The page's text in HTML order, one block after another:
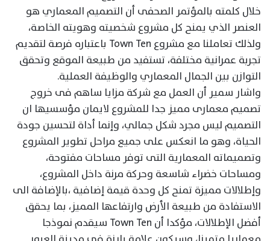
خلال كلمته بالمؤتمر الصحفى أن التصميم المعماري هو
العنصر الذي يمنح كل مشروع شخصيته وهويته الخاصة،
ولذلك تعاملنا مع مشروع Town Ten باعتباره فرصة لتقديم
تجربة عمرانية مختلفة، تستفيد من طبيعة الموقع وتحقق
التوازن بين الجمال المعماري والوظيفة العملية.
واشار سمير أن العمل مع شركة مزايا ساهم فى خروج
تصميم معمارى مميز جدا للمشروع لايمان مؤسسيها ان
التصميم ليس مجرد شكل جمالي، وإنما أداة لتحسين جودة
الحياة، وهو ما انعكس على جميع مراحل تطوير المشروع
وتصميماته المعمارية التى توفر مساحات مفتوحة،
ومساحات خضراء شاسعة وحركة مرنة داخل المشروع،
وإطلالات مميزة تمنح كل وحدة قيمة إضافية ،بالإضافة الى
الاستفادة من طبيعة الأرض وارتفاعها المميز، بما يحقق
أفضل الإطلالات، مؤكدا أن Town Ten سيقدم نموذجا